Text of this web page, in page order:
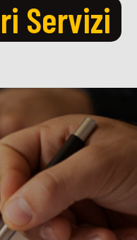
Servizi